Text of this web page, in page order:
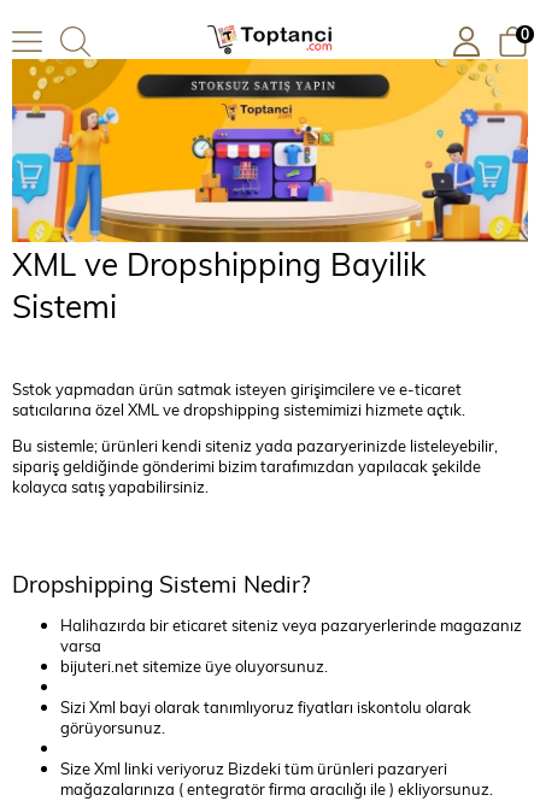
0
XML ve Dropshipping Bayilik
Sistemi
Sstok yapmadan ürün satmak isteyen girişimcilere ve e-ticaret
satıcılarına özel XML ve dropshipping sistemimizi hizmete açtık.
Bu sistemle; ürünleri kendi siteniz yada pazaryerinizde listeleyebilir,
sipariş geldiğinde gönderimi bizim tarafımızdan yapılacak şekilde
kolayca satış yapabilirsiniz.
Dropshipping Sistemi Nedir?
Halihazırda bir eticaret siteniz veya pazaryerlerinde magazanız
varsa
bijuteri.net sitemize üye oluyorsunuz.
Sizi Xml bayi olarak tanımlıyoruz fiyatları iskontolu olarak
görüyorsunuz.
Size Xml linki veriyoruz Bizdeki tüm ürünleri pazaryeri
mağazalarınıza ( entegratör firma aracılığı ile ) ekliyorsunuz.